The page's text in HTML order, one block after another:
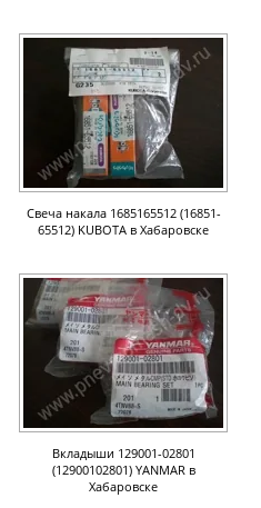
Свеча накала 1685165512 (16851-
65512) KUBOTA в Хабаровске
Вкладыши 129001-02801
(12900102801) YANMAR в
Хабаровске